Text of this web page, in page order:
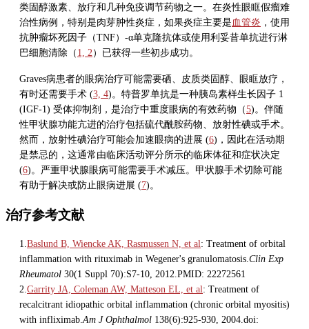
类固醇激素、放疗和几种免疫调节药物之一。在炎性眼眶假瘤难
治性病例，特别是肉芽肿性炎症，如果炎症主要是 血管炎 ，使用
抗肿瘤坏死因子（TNF）-α单克隆抗体或使用利妥昔单抗进行淋
巴细胞清除（ 1, 2 ）已获得一些初步成功。
Graves病患者的眼病治疗可能需要硒、皮质类固醇、眼眶放疗，
有时还需要手术 (3, 4)。特普罗单抗是一种胰岛素样生长因子 1
(IGF-1) 受体抑制剂，是治疗中重度眼病的有效药物（5)。伴随
性甲状腺功能亢进的治疗包括硫代酰胺药物、放射性碘或手术。
然而，放射性碘治疗可能会加速眼病的进展 (6)，因此在活动期
是禁忌的，这通常由临床活动评分所示的临床体征和症状决定
(6)。严重甲状腺眼病可能需要手术减压。甲状腺手术切除可能
有助于解决或防止眼病进展 (7)。
治疗参考文献
1.Baslund B, Wiencke AK, Rasmussen N, et al: Treatment of orbital
inflammation with rituximab in Wegener's granulomatosis.Clin Exp
Rheumatol 30(1 Suppl 70):S7-10, 2012.PMID: 22272561
2.Garrity JA, Coleman AW, Matteson EL, et al: Treatment of
recalcitrant idiopathic orbital inflammation (chronic orbital myositis)
with infliximab.Am J Ophthalmol 138(6):925-930, 2004.doi: